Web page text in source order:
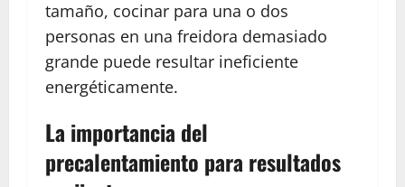
tamaño, cocinar para una o dos
personas en una freidora demasiado
grande puede resultar ineficiente
energéticamente.
La importancia del
precalentamiento para resultados